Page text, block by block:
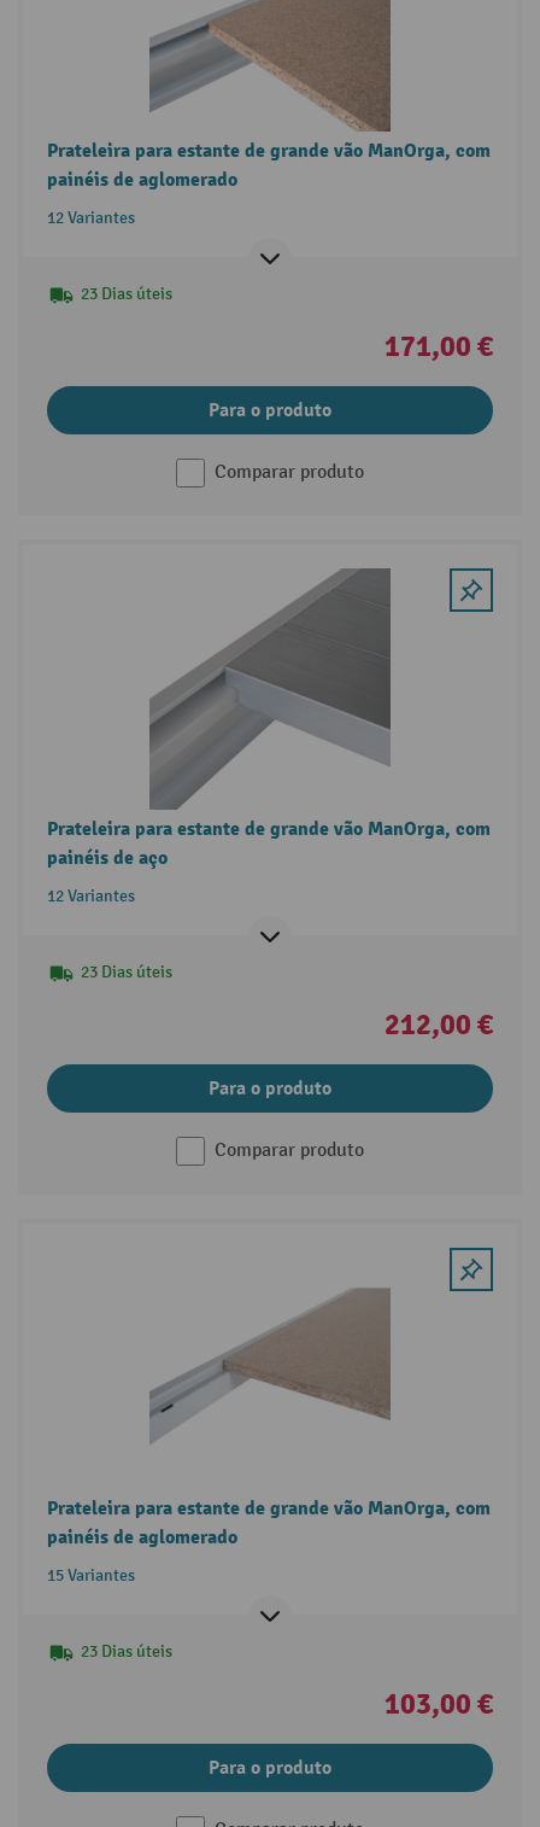
Prateleira para estante de grande vão ManOrga, com
painéis de aglomerado
12 Variantes
23 Dias úteis
171,00 €
Para o produto
Comparar produto
Prateleira para estante de grande vão ManOrga, com
painéis de aço
12 Variantes
23 Dias úteis
212,00 €
Para o produto
Comparar produto
Prateleira para estante de grande vão ManOrga, com
painéis de aglomerado
15 Variantes
23 Dias úteis
103,00 €
Para o produto